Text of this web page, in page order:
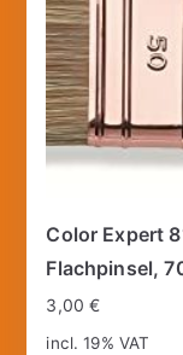
Color Expert
Flachpinsel,
3,00€
incl. 19% VAT